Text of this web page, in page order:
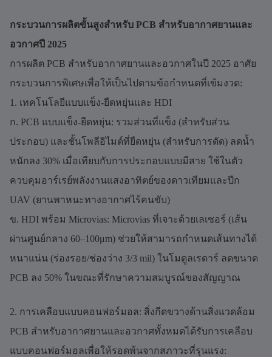
กระบวนการผลิตขั้นสูงสำหรับ PCB สำหรับอากาศยานและ
อวกาศปี 2025
การผลิต PCB สำหรับอากาศยานและอวกาศในปี 2025 อาศัย
กระบวนการพิเศษเพื่อให้เป็นไปตามข้อกำหนดที่เข้มงวด:
1. เทคโนโลยีแบบแข็ง-ยืดหยุ่นและ HDI
ก. PCB แบบแข็ง-ยืดหยุ่น: รวมส่วนที่แข็ง (สำหรับส่วน
ประกอบ) และชั้นโพลีอิไมด์ที่ยืดหยุ่น (สำหรับการดัด) ลดน้ำ
หนักลง 30% เมื่อเทียบกับการประกอบแบบมีสาย ใช้ในตัว
ควบคุมอาร์เรย์พลังงานแสงอาทิตย์ของดาวเทียมและปีก
UAV (ยานพาหนะทางอากาศไร้คนขับ)
ข. HDI พร้อม Microvias: Microvias ที่เจาะด้วยเลเซอร์ (เส้น
ผ่านศูนย์กลาง 60–100μm) ช่วยให้สามารถกำหนดเส้นทางได้
หนาแน่น (ร่องรอย/ช่องว่าง 3/3 mil) ในโมดูลเรดาร์ ลดขนาด
PCB ลง 50% ในขณะที่รักษาความสมบูรณ์ของสัญญาณ
2. การเคลือบแบบคอนฟอร์มอล: สิ่งกีดขวางด้านสิ่งแวดล้อม
PCB สำหรับอากาศยานและอวกาศทั้งหมดได้รับการเคลือบ
แบบคอนฟอร์มอลเพื่อให้รอดพ้นจากสภาวะที่รุนแรง: